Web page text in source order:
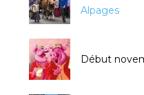
Alpages
Début